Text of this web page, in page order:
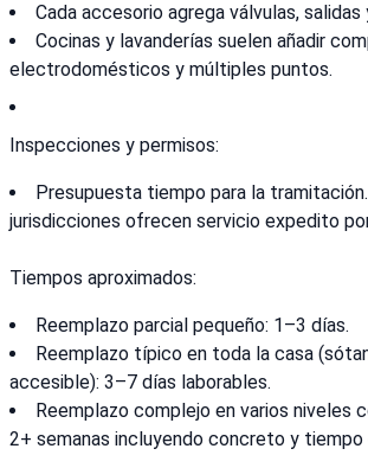
Cada accesorio agrega válvulas, salidas
Cocinas y lavanderías suelen añadir
electrodomésticos y múltiples puntos.
Inspecciones y permisos:
Presupuesta tiempo para la
jurisdicciones ofrecen servicio expedito
Tiempos aproximados:
Reemplazo parcial pequeño: 1–3 días.
Reemplazo típico en toda la casa
accesible): 3–7 días laborables.
Reemplazo complejo en varios niveles
2+ semanas incluyendo concreto y tiempo